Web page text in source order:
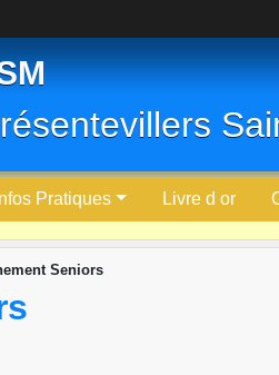
Infos Pratiques Livre d or
Seniors